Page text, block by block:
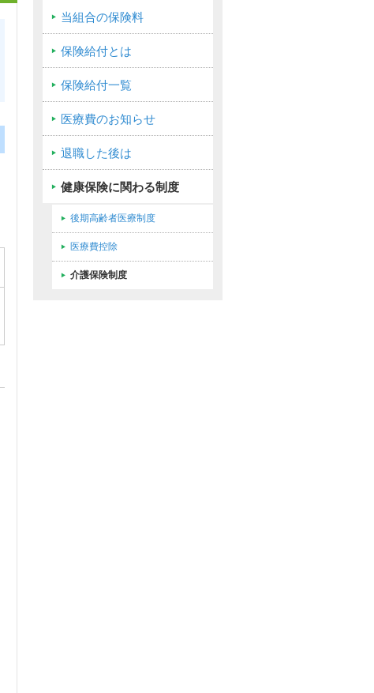
当組合の保険料
保険給付とは
保険給付一覧
医療費のお知らせ
退職した後は
健康保険に関わる制度
後期高齢者医療制度
医療費控除
介護保険制度